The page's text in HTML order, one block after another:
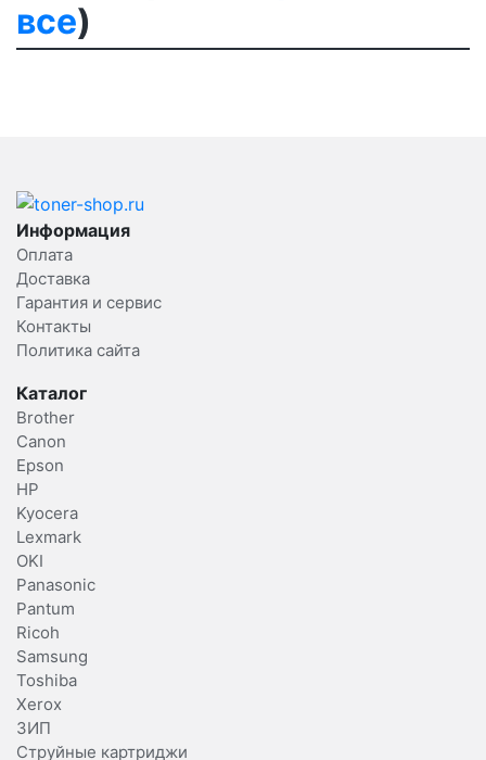
все)
Информация
Оплата
Доставка
Гарантия и сервис
Контакты
Политика сайта
Каталог
Brother
Canon
Epson
HP
Kyocera
Lexmark
OKI
Panasonic
Pantum
Ricoh
Samsung
Toshiba
Xerox
ЗИП
Струйные картриджи